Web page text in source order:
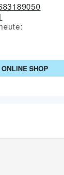
ONLINE SHOP